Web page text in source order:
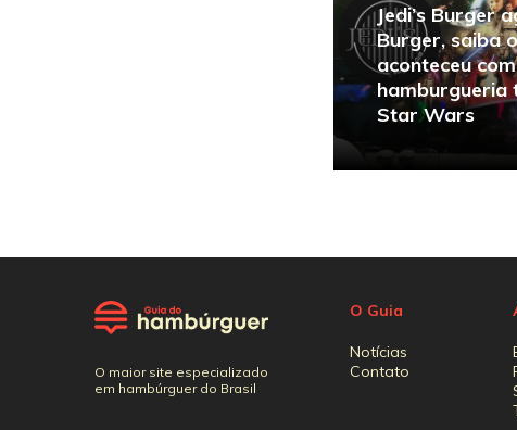
Jedi’s Burger
Burger, saiba
aconteceu
hamburgueria
Star Wars
O maior site especializado
em hambúrguer do Brasil
O Guia
Notícias
Contato